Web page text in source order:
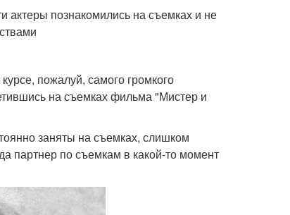
актеры познакомились на съемках и не
пожалуй, самого громкого
на съемках фильма "Мистер и
заняты на съемках, слишком
партнер по съемкам в какой-то момент